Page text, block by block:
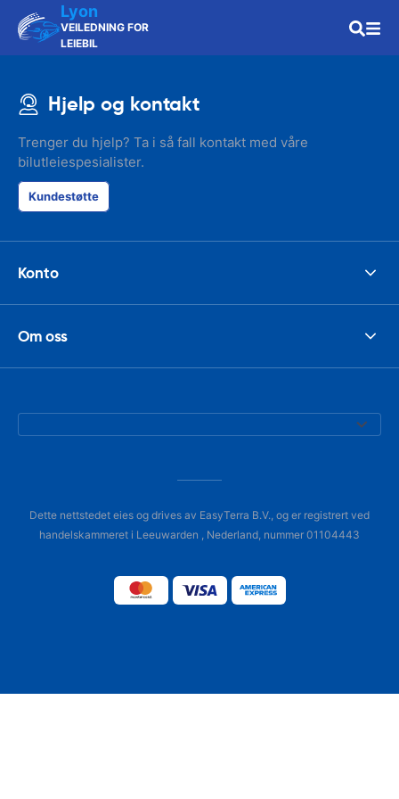
Lyon
VEILEDNING FOR
LEIEBIL
Hjelp og kontakt
Trenger du hjelp? Ta i så fall kontakt med våre
bilutleiespesialister.
Kundestøtte
Konto
Om oss
Dette nettstedet eies og drives av EasyTerra B.V., og er registrert ved
handelskammeret i Leeuwarden , Nederland, nummer 01104443